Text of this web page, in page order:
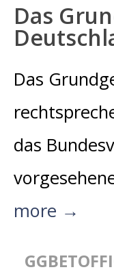
Das
Das
das
more →